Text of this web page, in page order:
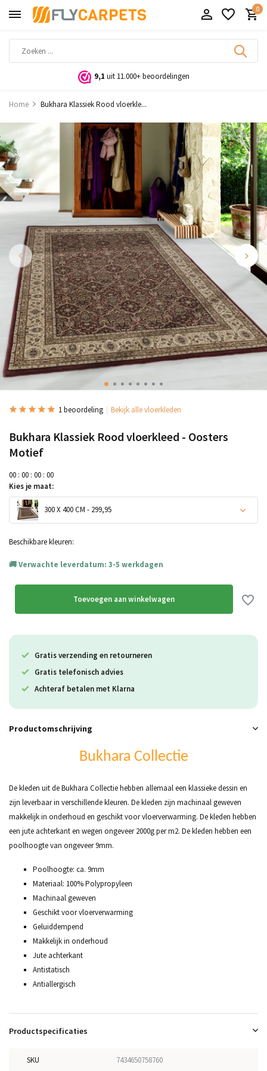
0
9,1 uit 11.000+ beoordelingen
Home Bukhara Klassiek Rood vloerkle...
1 beoordeling Bekijk alle vloerkleden
Bukhara Klassiek Rood vloerkleed - Oosters
Motief
00 : 00 : 00 : 00
Kies je maat:
300 X 400 CM - 299,95
Beschikbare kleuren:
Verwachte leverdatum: 3-5 werkdagen
Toevoegen aan winkelwagen
Gratis verzending en retourneren
Gratis telefonisch advies
Achteraf betalen met Klarna
Productomschrijving
Bukhara Collectie
De kleden uit de Bukhara Collectie hebben allemaal een klassieke dessin en
zijn leverbaar in verschillende kleuren. De kleden zijn machinaal geweven
makkelijk in onderhoud en geschikt voor vloerverwarming. De kleden hebben
een jute achterkant en wegen ongeveer 2000g per m2. De kleden hebben een
poolhoogte van ongeveer 9mm.
Poolhoogte: ca. 9mm
Materiaal: 100% Polypropyleen
Machinaal geweven
Geschikt voor vloerverwarming
Geluiddempend
Makkelijk in onderhoud
Jute achterkant
Antistatisch
Antiallergisch
Productspecificaties
SKU 7434650758760